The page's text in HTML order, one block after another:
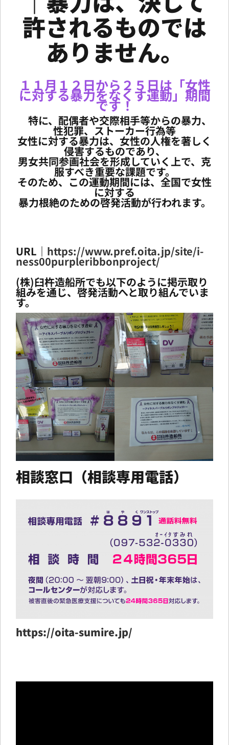
許されるものでは
ありません。
１１月１２日から２５日は「女性
に対する暴力をなくす運動」期間
です！
特に、配偶者や交際相手等からの暴力、
性犯罪、ストーカー行為等
女性に対する暴力は、女性の人権を著しく
侵害するものであり、
男女共同参画社会を形成していく上で、克
服すべき重要な課題です。
そのため、この運動期間には、全国で女性
に対する
暴力根絶のための啓発活動が行われます。
URL｜ https://www.pref.oita.jp/site/i-
ness00purpleribbonproject/
(株)臼杵造船所でも以下のように掲示取り
組みを通じ、啓発活動へと取り組んでいま
す。
相談窓口（相談専用電話）
https://oita-sumire.jp/